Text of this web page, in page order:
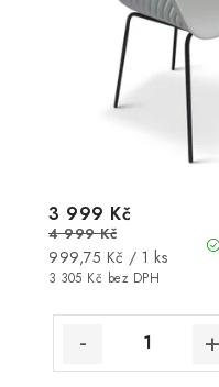
3 305 Kč bez DPH
3 999 Kč
4 999 Kč
Měrná
cena:
999,75 Kč / 1 ks